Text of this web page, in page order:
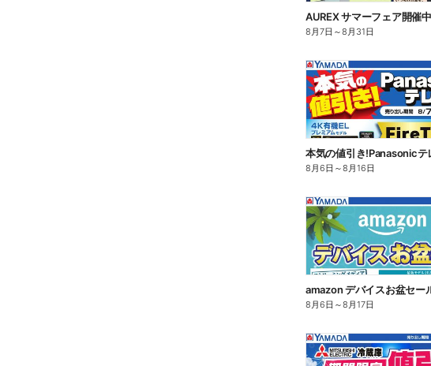
AUREX サマーフェア開催
8月7日 ～8月31日
8月6日 ～8月16日
amazon デバイスお盆セー
8月6日 ～8月17日